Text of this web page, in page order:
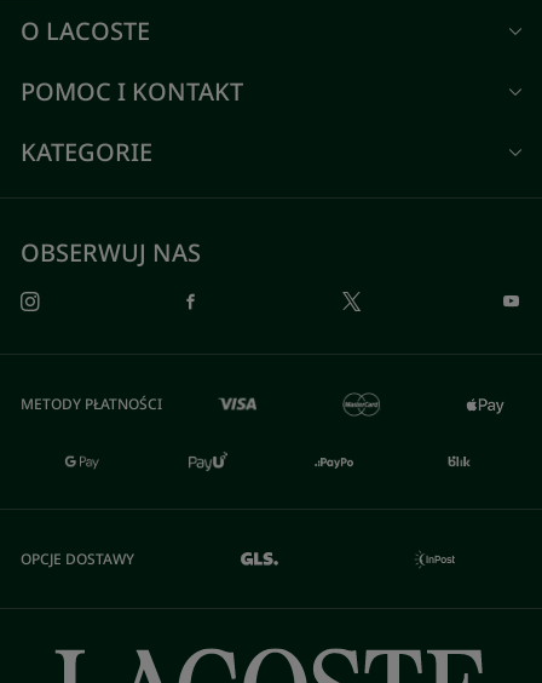
O LACOSTE
POMOC I KONTAKT
KATEGORIE
OBSERWUJ NAS
METODY PŁATNOŚCI
OPCJE DOSTAWY